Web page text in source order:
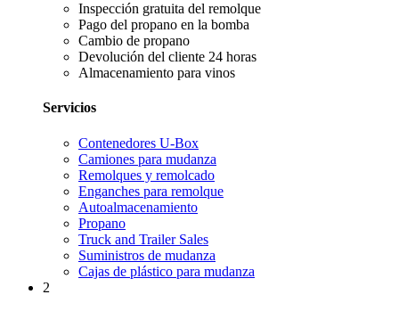
Inspección gratuita del remolque
Pago del propano en la bomba
Cambio de propano
Devolución del cliente 24 horas
Almacenamiento para vinos
Servicios
Contenedores U-Box
Camiones para mudanza
Remolques y remolcado
Enganches para remolque
Autoalmacenamiento
Propano
Truck and Trailer Sales
Suministros de mudanza
Cajas de plástico para mudanza
2